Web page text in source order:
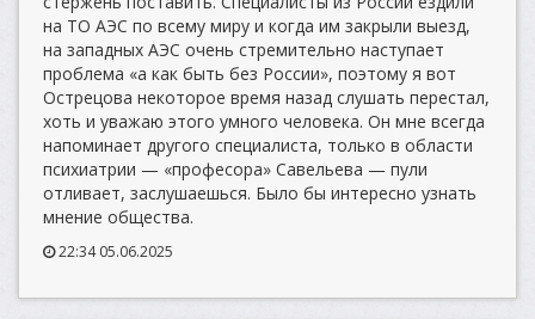
на ТО АЭС по всему миру и когда им закрыли выезд,
на западных АЭС очень стремительно наступает
проблема «а как быть без России», поэтому я вот
Острецова некоторое время назад слушать перестал,
хоть и уважаю этого умного человека. Он мне всегда
напоминает другого специалиста, только в области
психиатрии — «професора» Савельева — пули
отливает, заслушаешься. Было бы интересно узнать
мнение общества.
22:34 05.06.2025